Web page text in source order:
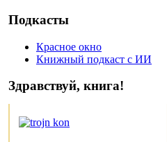
Подкасты
Красное окно
Книжный подкаст с ИИ
Здравствуй, книга!